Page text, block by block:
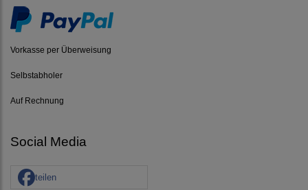
Vorkasse per Überweisung
Selbstabholer
Auf Rechnung
Social Media
teilen